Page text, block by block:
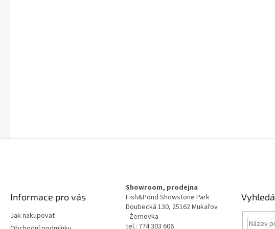
Informace pro vás
Jak nakupovat
Showroom, prodejna
Fish&Pond Showstone Park
Doubecká 130, 25162 Mukařov
- Žernovka
tel.: 774 303 606